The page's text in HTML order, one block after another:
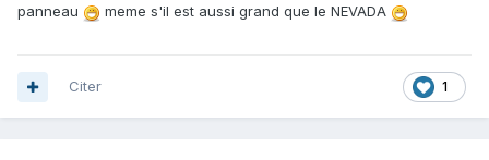
panneau
meme s'il est aussi grand que le NEVADA
1
Citer